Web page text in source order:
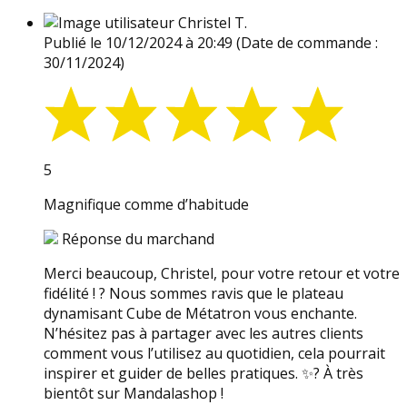
Christel T.
Publié le 10/12/2024 à 20:49 (Date de commande :
30/11/2024)
5
Magnifique comme d’habitude
Réponse du marchand
Merci beaucoup, Christel, pour votre retour et votre
fidélité ! ? Nous sommes ravis que le plateau
dynamisant Cube de Métatron vous enchante.
N’hésitez pas à partager avec les autres clients
comment vous l’utilisez au quotidien, cela pourrait
inspirer et guider de belles pratiques. ✨? À très
bientôt sur Mandalashop !